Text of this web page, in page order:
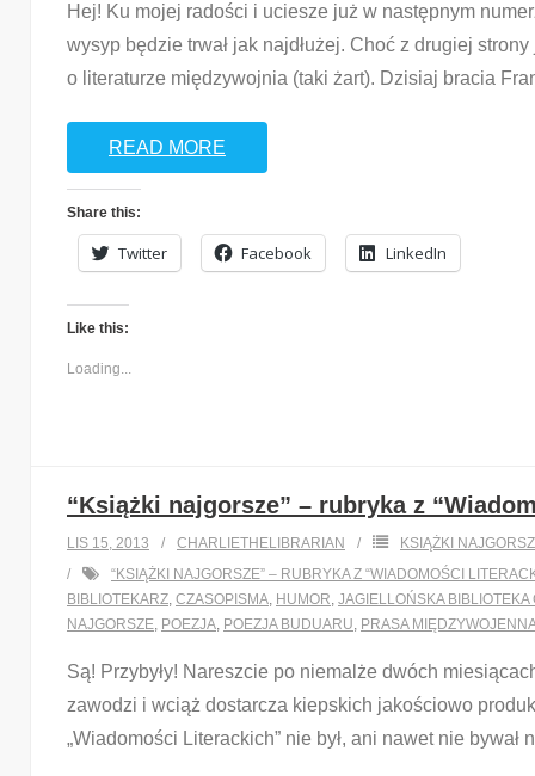
Hej! Ku mojej radości i uciesze już w następnym
wysyp będzie trwał jak najdłużej. Choć z drugiej
o literaturze międzywojnia (taki żart). Dzisiaj bracia
READ MORE
Share this:
Twitter Facebook LinkedIn
Like this:
Loading...
“Książki najgorsze” – rubryka z
LIS 15, 2013 CHARLIETHELIBRARIAN
KSIĄŻKI
“KSIĄŻKI NAJGORSZE” – RUBRYKA Z “WIADOMOŚCI
BIBLIOTEKARZ, CZASOPISMA, HUMOR, JAGIELLOŃSKA BIBLIOTEKA
NAJGORSZE, POEZJA, POEZJA BUDUARU, PRASA
Są! Przybyły! Nareszcie po niemalże dwóch
zawodzi i wciąż dostarcza kiepskich jakościowo
„Wiadomości Literackich” nie był, ani nawet nie